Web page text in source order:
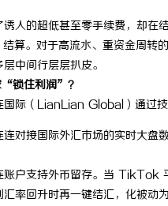
诱人的超低甚至零手续费，却
算。对于高流水、重资金周
中间行层层扒皮。
锁住利润”？
国际（LianLian Global）通过
连对接国际外汇市场的实时大盘
账户支持外币留存。当 TikTok
率回升时再一键结汇，化被动